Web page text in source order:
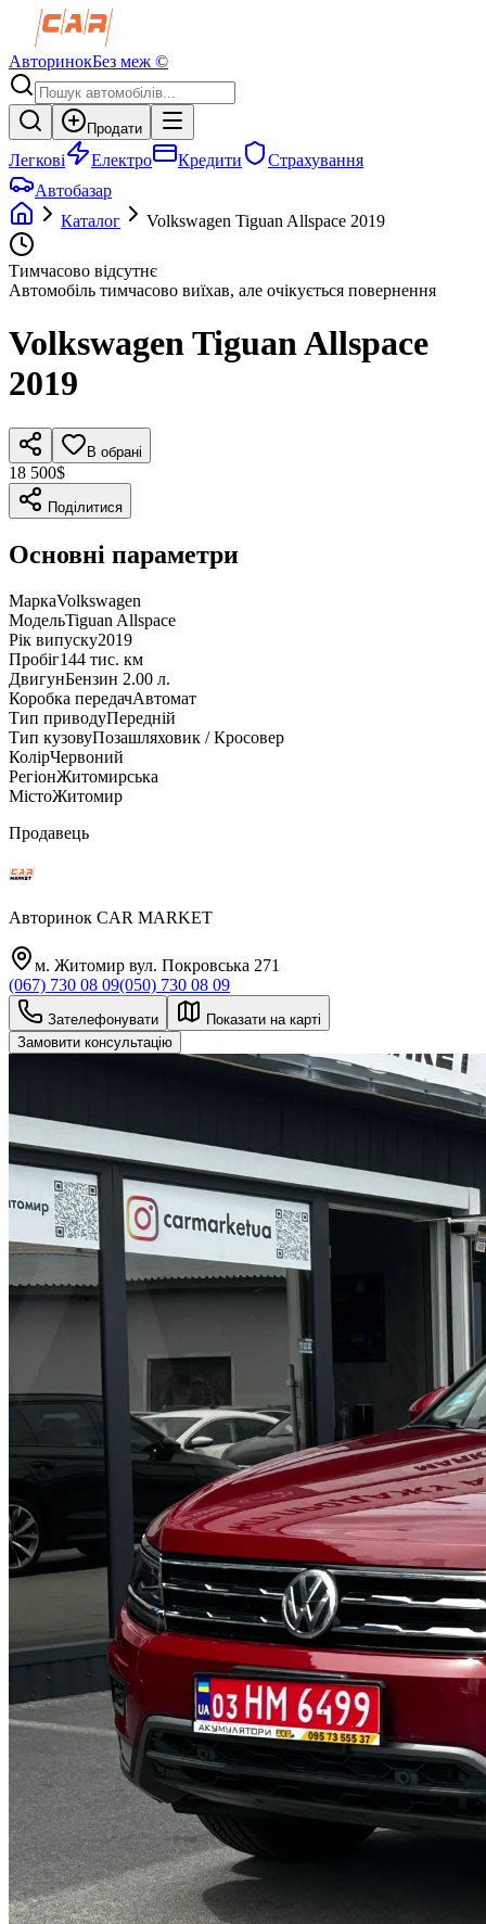
АвторинокБез меж ©
Продати
Легкові Електро Кредити
Страхування
Автобазар
Каталог
Volkswagen Tiguan Allspace 2019
Тимчасово відсутнє
Автомобіль тимчасово виїхав, але очікується повернення
VolkswagenTiguan Allspace
2019
В обрані
18 500$
Поділитися
Основні параметри
МаркаVolkswagen
МодельTiguan Allspace
Рік випуску2019
Пробіг144 тис. км
ДвигунБензин 2.00 л.
Коробка передачАвтомат
Тип приводуПередній
Тип кузовуПозашляховик / Кросовер
КолірЧервоний
РегіонЖитомирська
МістоЖитомир
Продавець
Авторинок CAR MARKET
м. Житомир вул. Покровська 271
(067) 730 08 09(050) 730 08 09
Зателефонувати
Показати на карті
Замовити консультацію